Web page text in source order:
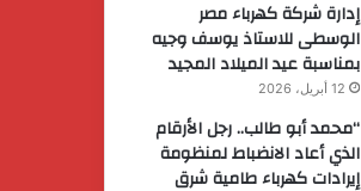
إدارة شركة كهرباء مصر
الوسطى للاستاذ يوسف وجيه
بمناسبة عيد الميلاد المجيد
12 أبريل، 2026
“محمد أبو طالب.. رجل الأرقام
الذي أعاد الانضباط لمنظومة
إيرادات كهرباء طامية شرق